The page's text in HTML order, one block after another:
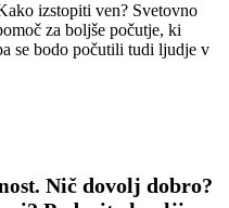
izstopiti ven? Svetovno
za boljše počutje, ki
se bodo počutili tudi ljudje v
Nič dovolj dobro?